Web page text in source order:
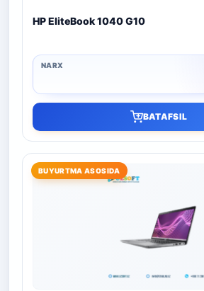
HP EliteBook 1040 G10
BATAFSIL
BUYURTMA ASOSIDA